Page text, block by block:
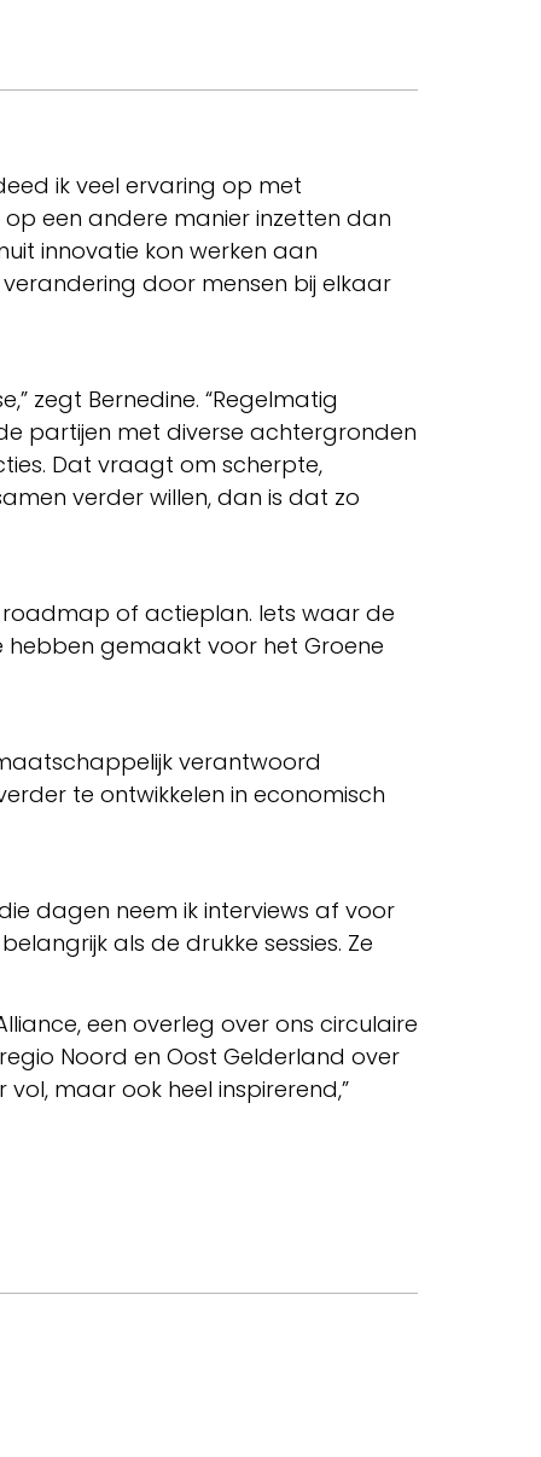
ik veel ervaring op met
een andere manier inzetten dan
innovatie kon werken aan
verandering door mensen bij elkaar
zegt Bernedine. “Regelmatig
partijen met diverse achtergronden
Dat vraagt om scherpte,
verder willen, dan is dat zo
of actieplan. Iets waar de
gemaakt voor het Groene
verantwoord
te ontwikkelen in economisch
dagen neem ik interviews af voor
als de drukke sessies. Ze
een overleg over ons circulaire
Noord en Oost Gelderland over
maar ook heel inspirerend,”